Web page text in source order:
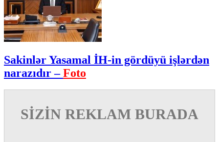
Sakinlər Yasamal İH-in gördüyü işlərdən
narazıdır –Foto
SİZİN REKLAM BURADA